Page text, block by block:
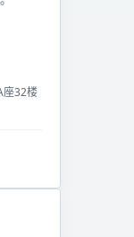
座32楼